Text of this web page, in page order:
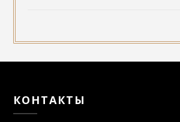
КОНТАКТЫ